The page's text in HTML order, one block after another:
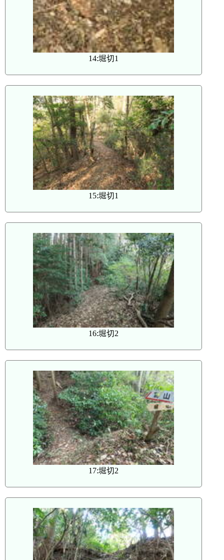
14:堀切1
15:堀切1
16:堀切2
17:堀切2